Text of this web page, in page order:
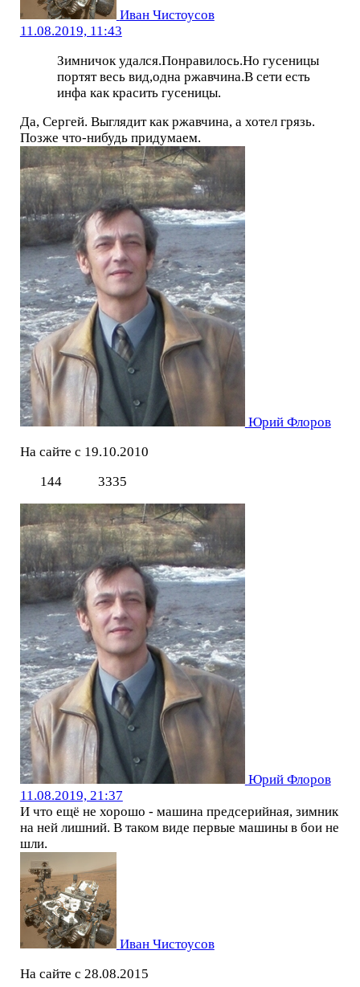
Иван Чистоусов
11.08.2019, 11:43
Зимничок удался.Понравилось.Но гусеницы
портят весь вид,одна ржавчина.В сети есть
инфа как красить гусеницы.
Да, Сергей. Выглядит как ржавчина, а хотел грязь.
Позже что-нибудь придумаем.
Юрий Флоров
На сайте с 19.10.2010
144
3335
Юрий Флоров
11.08.2019, 21:37
И что ещё не хорошо - машина предсерийная, зимник
на ней лишний. В таком виде первые машины в бои не
шли.
Иван Чистоусов
На сайте с 28.08.2015